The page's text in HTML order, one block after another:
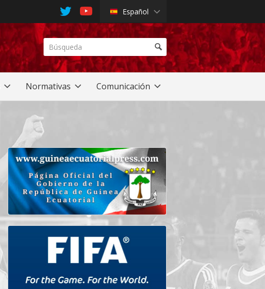
Español
Normativas Comunicación